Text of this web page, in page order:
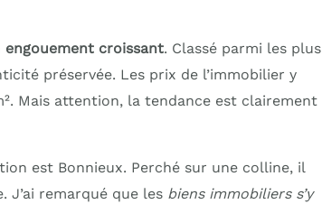
engouement croissant. Classé parmi les plus
préservée. Les prix de l’immobilier y
Mais attention, la tendance est clairement
est Bonnieux. Perché sur une colline, il
remarqué que les biens immobiliers s’y